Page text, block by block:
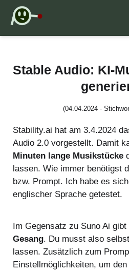
Stable Audio: KI-
(04.04.2024 -
Stability.ai hat am 3.4.2024
Audio 2.0 vorgestellt. Damit
Minuten lange Musikstücke
lassen. Wie immer benötigst
bzw. Prompt. Ich habe es
englischer Sprache getestet.
Im Gegensatz zu Suno Ai
Gesang. Du musst also
lassen. Zusätzlich zum
Einstellmöglichkeiten, um den